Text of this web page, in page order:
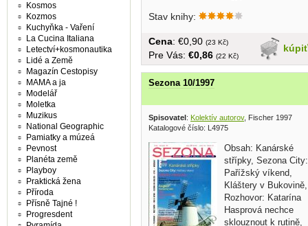
Stav knihy:
kúpiť
Cena: €0,90 (23 Kč)
Pre Vás: €0,86 (22 Kč)
Sezona 10/1997
Spisovatel : Kolektív autorov, Fischer 1997
Katalogové číslo: L4975
Obsah: Kanárské
střípky, Sezona City:
Pařížský víkend,
Kláštery v Bukovině,
Rozhovor: Katarína
Hasprová nechce
sklouznout k rutině,
Kosmos
Kozmos
Kuchyňka - Vaření
La Cucina Italiana
Letectví+kosmonautika
Lidé a Země
Magazín Cestopisy
MAMA a ja
Modelář
Moletka
Muzikus
National Geographic
Pamiatky a múzeá
Pevnost
Planéta země
Playboy
Praktická žena
Příroda
Přísně Tajné !
Progresdent